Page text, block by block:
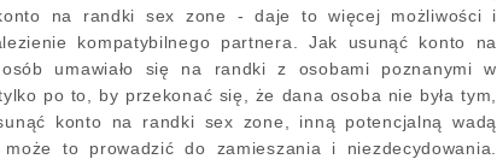
na randki sex zone - daje to więcej możliwości i
kompatybilnego partnera. Jak usunąć konto na
umawiało się na randki z osobami poznanymi w
po to, by przekonać się, że dana osoba nie była tym,
konto na randki sex zone, inną potencjalną wadą
to prowadzić do zamieszania i niezdecydowania.